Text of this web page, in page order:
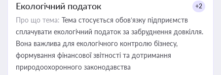
Екологічний податок +2
Про що тема: Тема стосується обов’язку підприємств
сплачувати екологічний податок за забруднення довкілля.
Вона важлива для екологічного контролю бізнесу,
формування фінансової звітності та дотримання
природоохоронного законодавства